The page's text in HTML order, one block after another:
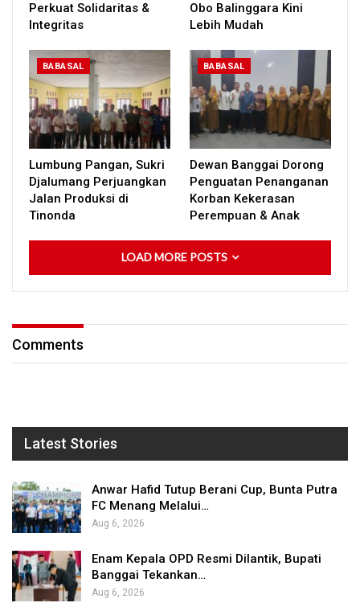
Perkuat Solidaritas &
Integritas
Obo Balinggara Kini
Lebih Mudah
BABASAL
Lumbung Pangan, Sukri
Djalumang Perjuangkan
Jalan Produksi di
Tinonda
BABASAL
Dewan Banggai Dorong
Penguatan Penanganan
Korban Kekerasan
Perempuan & Anak
LOAD MORE POSTS
Comments
Latest Stories
Anwar Hafid Tutup Berani Cup, Bunta Putra
FC Menang Melalui…
Aug 6, 2026
Enam Kepala OPD Resmi Dilantik, Bupati
Banggai Tekankan…
Aug 6, 2026